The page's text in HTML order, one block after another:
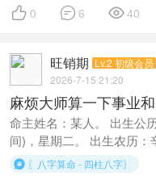
 0  6 40
旺销期 Lv.2 初级会员
2026-7-15 21:20
麻烦大师算一下事业
命主姓名：某人。 出生公
间)，星期二。 出生农历：
 〖八字算命 - 四柱八字〗